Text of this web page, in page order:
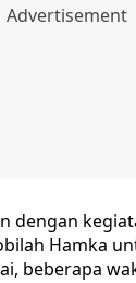
dengan
Hamka
beberapa